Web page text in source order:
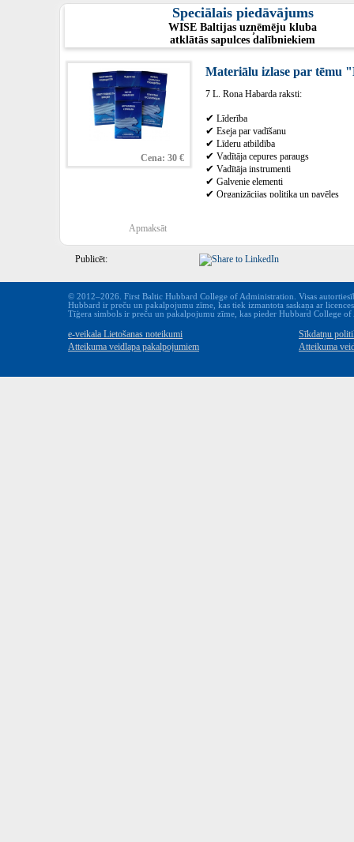
Speciālais piedāvājums
WISE Baltijas uzņēmēju kluba
atklātās sapulces dalībniekiem
Cena: 30 €
Materiālu izlase par tēmu
7 L. Rona Habarda raksti:
✔ Līderība
✔ Eseja par vadīšanu
✔ Līderu atbildība
✔ Vadītāja cepures paraugs
✔ Vadītāja instrumenti
✔ Galvenie elementi
✔ Organizācijas politika un pavēles
Mēs sazināsimies ar Jums, lai
Apmaksāt
Publicēt:
© 2012–2026. First Baltic Hubbard College of Administration. Visas
Hubbard ir preču un pakalpojumu zīme, kas tiek izmantota saskaņa ar
Tīģera simbols ir preču un pakalpojumu zīme, kas pieder Hubbard College
e-veikala Lietošanas noteikumi
Atteikuma veidlapa pakalpojumiem
Sīkdatņu
Atteikuma